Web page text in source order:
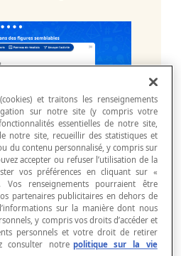
interactifs facilitent
homologues et des
La poignée
6 permet aux élèves de
jusqu’à ce que les
et traitons les renseignements
sur notre site (y compris votre
essentielles de notre site,
notre site, recueillir des statistiques et
du contenu personnalisé, y compris sur
accepter ou refuser l’utilisation de la
vos préférences en cliquant sur «
Vos renseignements pourraient être
partenaires publicitaires en dehors de
sur la manière dont nous
y compris vos droits d’accéder et
personnels et votre droit de retirer
consulter notre politique sur la vie